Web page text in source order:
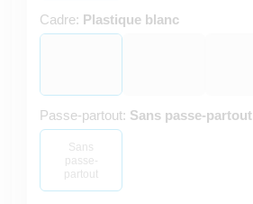
Cadre: Plastique blanc
Passe-partout: Sans passe-partout
Sans
passe-
partout